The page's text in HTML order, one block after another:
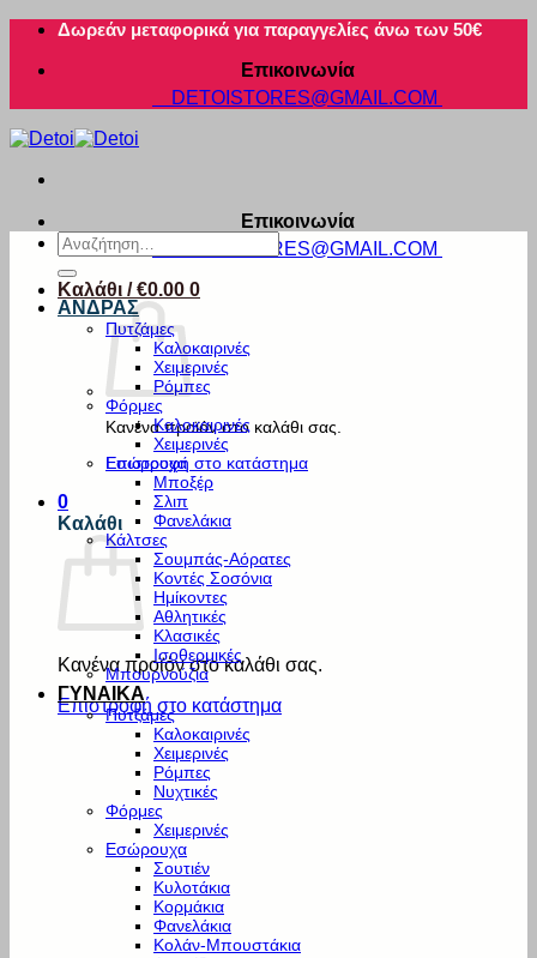
Μετάβαση
περιεχόμενο
Δωρεάν μεταφορικά για παραγγελίες άνω των 50€
Επικοινωνία
DETOISTORES@GMAIL.COM
Επικοινωνία
DETOISTORES@GMAIL.COM
Καλάθι /€0.00 0
Κανένα προϊόν στο καλάθι σας.
Επιστροφή στο κατάστημα
0
Καλάθι
Κανένα προϊόν στο καλάθι σας.
Επιστροφή στο κατάστημα
Αναζήτηση
για:
ΑΝΔΡΑΣ
Πυτζάμες
Καλοκαιρινές
Χειμερινές
Ρόμπες
Φόρμες
Καλοκαιρινές
Χειμερινές
Εσώρουχα
Μποξέρ
Σλιπ
Φανελάκια
Κάλτσες
Σουμπάς-Αόρατες
Κοντές Σοσόνια
Ημίκοντες
Αθλητικές
Κλασικές
Ισοθερμικές
Μπουρνούζια
ΓΥΝΑΙΚΑ
Πυτζάμες
Καλοκαιρινές
Χειμερινές
Ρόμπες
Νυχτικές
Φόρμες
Χειμερινές
Εσώρουχα
Σουτιέν
Κυλοτάκια
Κορμάκια
Φανελάκια
Κολάν-Μπουστάκια